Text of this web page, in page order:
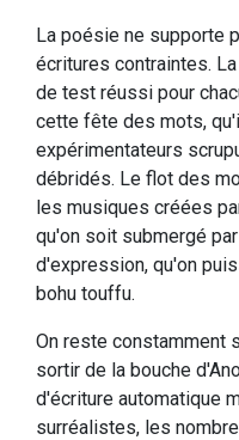
La poésie ne supporte
écritures contraintes.
de test réussi pour
cette fête des mots,
expérimentateurs
débridés. Le flot des
les musiques créées
qu'on soit submergé
d'expression, qu'on
bohu touffu.
On reste constamment
sortir de la bouche
d'écriture automatique
surréalistes, les